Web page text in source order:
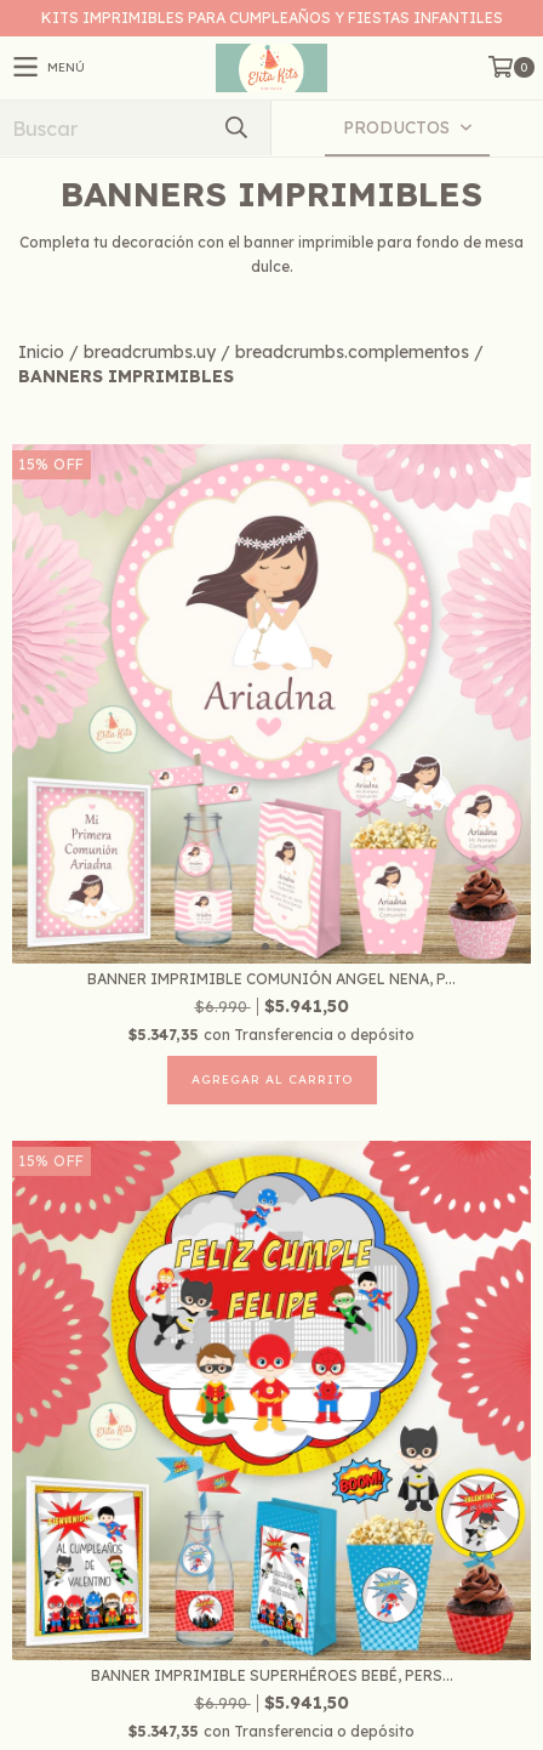
KITS IMPRIMIBLES PARA CUMPLEAÑOS Y FIESTAS INFANTILES
MENÚ 0
PRODUCTOS
BANNERS IMPRIMIBLES
Completa tu decoración con el banner imprimible para fondo de mesa
dulce.
Inicio / breadcrumbs.uy / breadcrumbs.complementos /
BANNERS IMPRIMIBLES
15% OFF
BANNER IMPRIMIBLE COMUNIÓN ANGEL NENA, P...
$6.990
$5.941,50
$5.347,35 con Transferencia o depósito
15% OFF
BANNER IMPRIMIBLE SUPERHÉROES BEBÉ, PERS...
$6.990
$5.941,50
$5.347,35 con Transferencia o depósito